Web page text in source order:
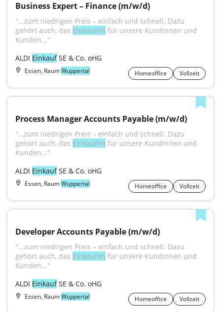
Business Expert – Finance (m/w/d)
"...zum niedrigen Preis – einfach und schnell. Dazu
gehört auch, das Einkaufen für unsere Kundinnen und
Kunden..."
ALDI Einkauf SE & Co. oHG
Essen, RaumWuppertal Homeoffice Vollzeit
Process Manager Accounts Payable (m/w/d)
"...zum niedrigen Preis – einfach und schnell. Dazu
gehört auch, das Einkaufen für unsere Kundinnen und
Kunden..."
ALDI Einkauf SE & Co. oHG
Essen, RaumWuppertal Homeoffice Vollzeit
Developer Accounts Payable (m/w/d)
"...zum niedrigen Preis – einfach und schnell. Dazu
gehört auch, das Einkaufen für unsere Kundinnen und
Kunden..."
ALDI Einkauf SE & Co. oHG
Essen, RaumWuppertal Homeoffice Vollzeit